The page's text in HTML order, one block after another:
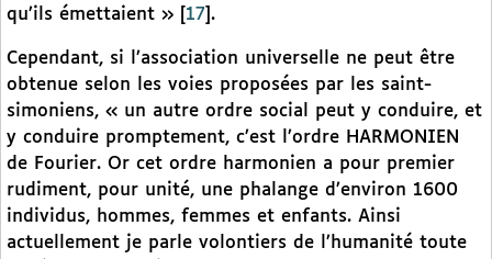
qu’ils émettaient »
17 .
Cependant, si l’association universelle ne peut être
obtenue selon les voies proposées par les saint-
simoniens, « un autre ordre social peut y conduire, et
y conduire promptement, c’est l’ordre HARMONIEN
de Fourier. Or cet ordre harmonien a pour premier
rudiment, pour unité, une phalange d’environ 1600
individus, hommes, femmes et enfants. Ainsi
actuellement je parle volontiers de l’humanité toute